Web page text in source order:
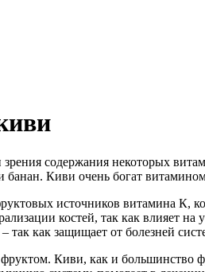
содержания некоторых
банан. Киви очень богат
источников витамина К,
костей, так как влияет
как защищает от болезней
Киви, как и большинство